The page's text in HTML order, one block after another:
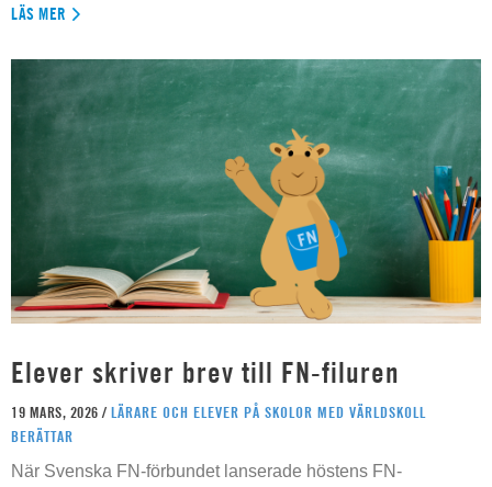
LÄS MER
Elever skriver brev till FN-filuren
19 MARS, 2026 / LÄRARE OCH ELEVER PÅ SKOLOR MED VÄRLDSKOLL
BERÄTTAR
När Svenska FN-förbundet lanserade höstens FN-